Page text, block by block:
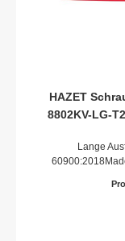
HAZET
8802KV-LG-
Lange